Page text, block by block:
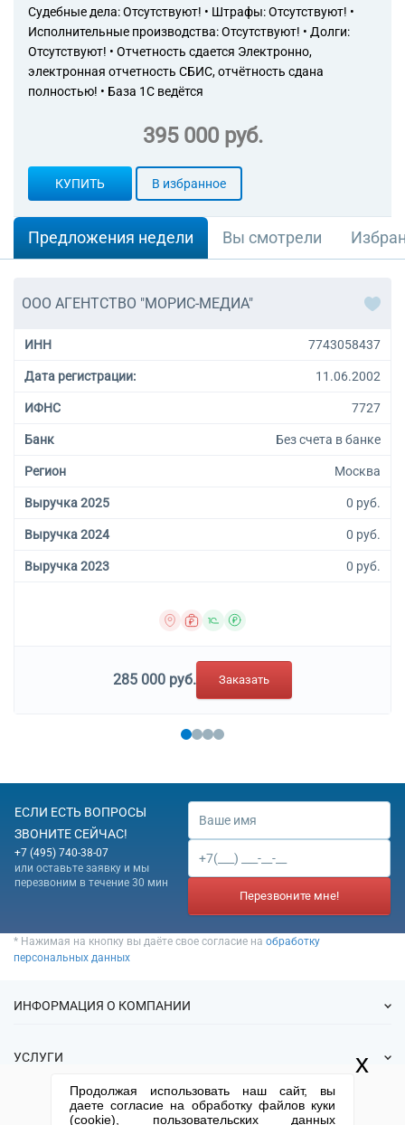
Судебные дела: Отсутствуют! • Штрафы: Отсутствуют! •
Исполнительные производства: Отсутствуют! • Долги:
Отсутствуют! • Отчетность сдается Электронно,
электронная отчетность СБИС, отчётность сдана
полностью! • База 1С ведётся
395 000 руб.
КУПИТЬ В избранное
Предложения недели Вы смотрели
ООО АГЕНТСТВО "МОРИС-МЕДИА"
ИНН 7743058437
Дата регистрации: 11.06.2002
ИФНС 7727
Банк Без счета в банке
Регион Москва
Выручка 2025 0 руб.
Выручка 2024 0 руб.
Выручка 2023 0 руб.
285 000 руб. Заказать
ЕСЛИ ЕСТЬ ВОПРОСЫ
ЗВОНИТЕ СЕЙЧАС!
+7 (495) 740-38-07
или оставьте заявку и мы
перезвоним в течение 30 мин
Перезвоните мне!
* Нажимая на кнопку вы даёте свое согласие на обработку
персональных данных
ИНФОРМАЦИЯ О КОМПАНИИ
О нас
Спецпредложения
УСЛУГИ
Готовые фирмы
КОНТАКТНАЯ ИНФОРМАЦИЯ
Продолжая использовать наш сайт, вы
даете согласие на обработку файлов куки
(cookie), пользовательских данных
x